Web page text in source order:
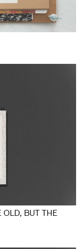
OLD, BUT THE